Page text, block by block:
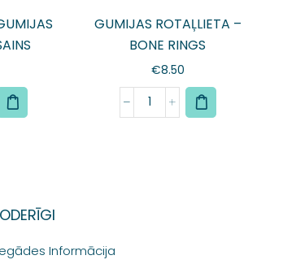
GUMIJAS ROTAĻLIETA –
BONE RINGS
€8.50
Informācija